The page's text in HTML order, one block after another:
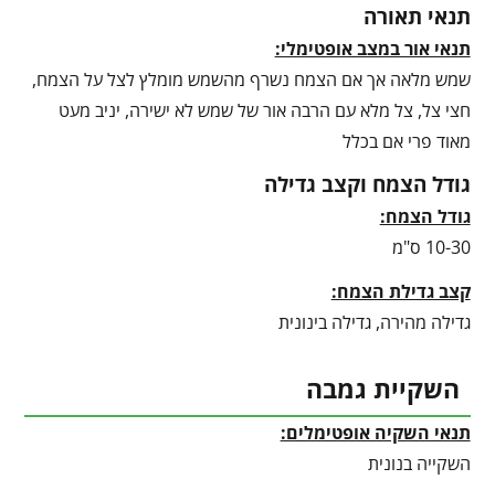
תנאי תאורה
תנאי אור במצב אופטימלי:
שמש מלאה אך אם הצמח נשרף מהשמש מומלץ לצל על הצמח,
חצי צל, צל מלא עם הרבה אור של שמש לא ישירה, יניב מעט
מאוד פרי אם בכלל
גודל הצמח וקצב גדילה
גודל הצמח:
10-30 ס"מ
קצב גדילת הצמח:
גדילה מהירה, גדילה בינונית
השקיית גמבה
תנאי השקיה אופטימלים:
השקייה בנונית